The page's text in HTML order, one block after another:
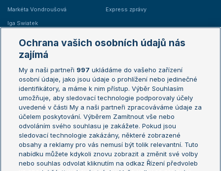
Markéta Vondroušová
Iga Swiatek
Express zprávy
Žebříčky
Žebříček ATP (muži)
Žebříček WTA (ženy)
Sázkařský žebříček
Australian Open
French Open
Wimbledon
US Open
Turnaj mistrů
Turnaj mistryň
Aktualní trendy
Ochrana vašich osobních údajů nás
zajímá
My a naši partneři 997 ukládáme do vašeho zařízení
osobní údaje, jako jsou údaje o prohlížení nebo jedinečné
identifikátory, a máme k nim přístup. Výběr Souhlasím
umožňuje, aby sledovací technologie podporovaly účely
uvedené v části My a naši partneři zpracováváme údaje za
účelem poskytování. Výběrem Zamítnout vše nebo
odvoláním svého souhlasu je zakážete. Pokud jsou
sledovací technologie zakázány, některé zobrazené
obsahy a reklamy pro vás nemusí být tolik relevantní. Tuto
nabídku můžete kdykoli znovu zobrazit a změnit své volby
nebo souhlas odvolat kliknutím na odkaz Řízení předvoleb